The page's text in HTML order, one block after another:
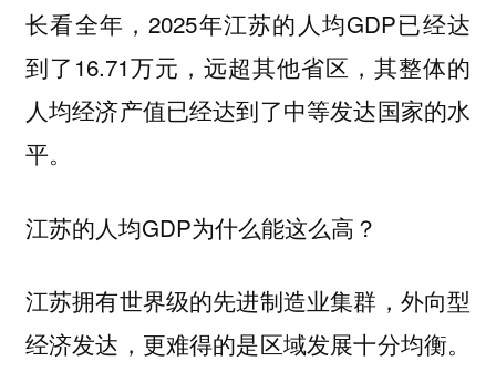
长看全年，2025年江苏的人均GDP已经达
到了16.71万元，远超其他省区，其整体的
人均经济产值已经达到了中等发达国家的水
平。
江苏的人均GDP为什么能这么高？
江苏拥有世界级的先进制造业集群，外向型
经济发达，更难得的是区域发展十分均衡。